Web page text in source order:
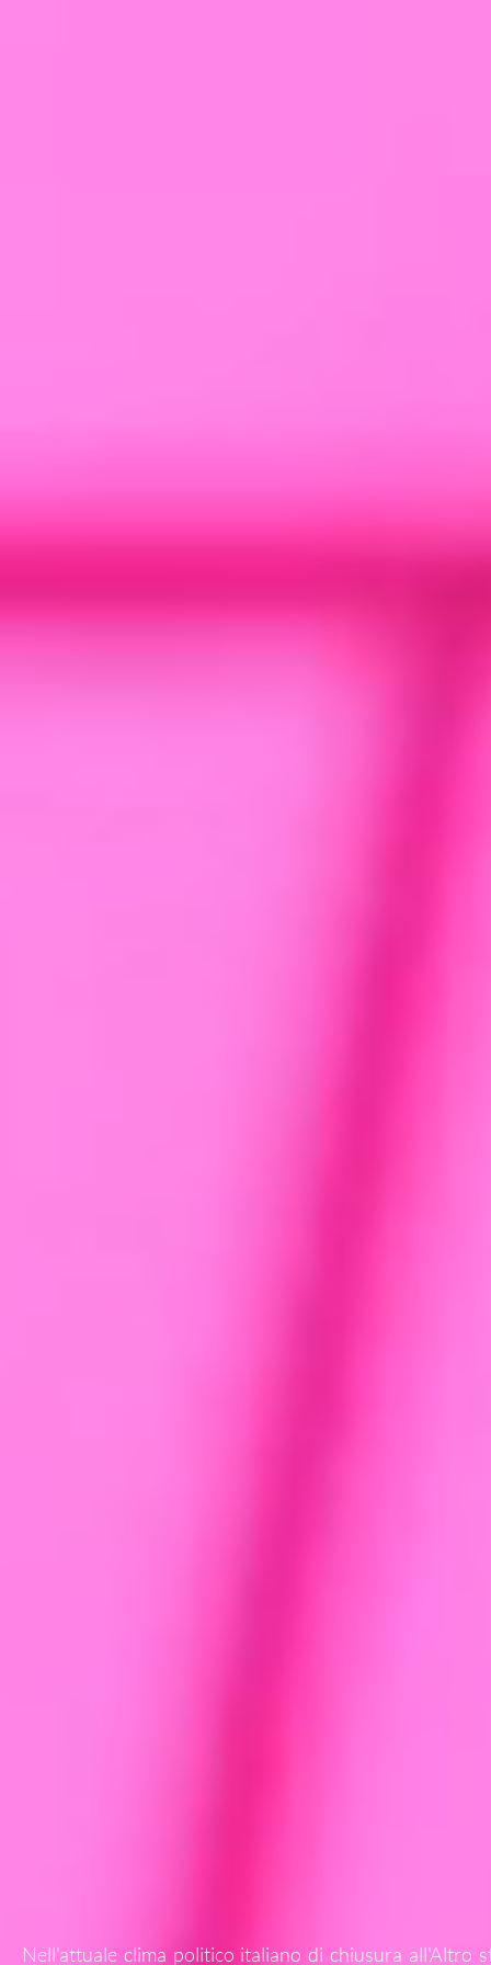
Nell'attuale clima politico italiano di chiusura